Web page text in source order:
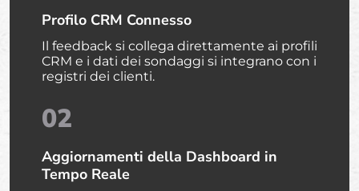
Profilo CRM Connesso
Il feedback si collega direttamente ai profili
CRM e i dati dei sondaggi si integrano con i
registri dei clienti.
02
Aggiornamenti della Dashboard in
Tempo Reale